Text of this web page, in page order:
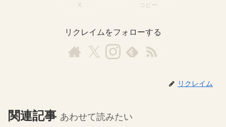
X コピー
リクレイムをフォローする
リクレイム
関連記事 あわせて読みたい